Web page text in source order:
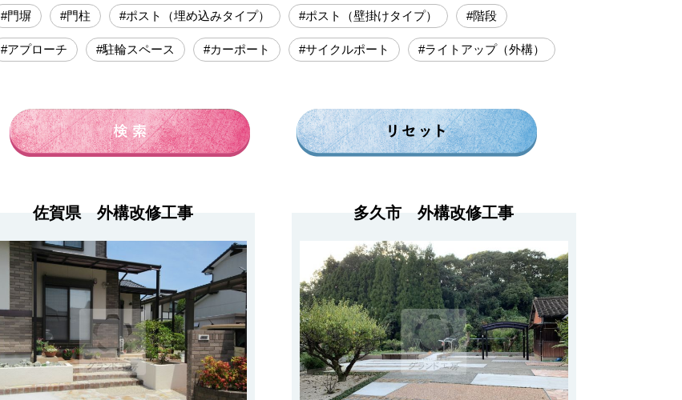
#門塀 #門柱 #ポスト（埋め込みタイプ） #ポスト（壁掛けタイプ） #階段
#アプローチ #駐輪スペース #カーポート #サイクルポート #ライトアップ（外構）
佐賀県 外構改修工事 多久市 外構改修工事